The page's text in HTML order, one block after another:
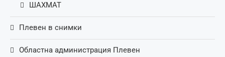
ШАХМАТ
Плевен в снимки
Областна администрация Плевен